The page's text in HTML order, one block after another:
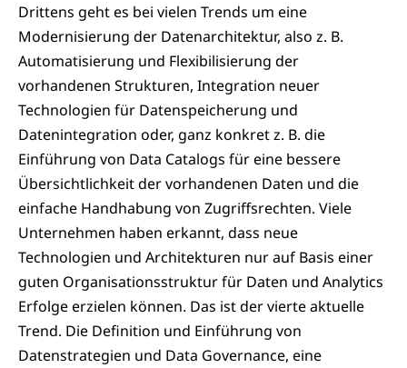
Drittens geht es bei vielen Trends um eine
Modernisierung der Datenarchitektur, also z. B.
Automatisierung und Flexibilisierung der
vorhandenen Strukturen, Integration neuer
Technologien für Datenspeicherung und
Datenintegration oder, ganz konkret z. B. die
Einführung von Data Catalogs für eine bessere
Übersichtlichkeit der vorhandenen Daten und die
einfache Handhabung von Zugriffsrechten. Viele
Unternehmen haben erkannt, dass neue
Technologien und Architekturen nur auf Basis einer
guten Organisationsstruktur für Daten und Analytics
Erfolge erzielen können. Das ist der vierte aktuelle
Trend. Die Definition und Einführung von
Datenstrategien und Data Governance, eine